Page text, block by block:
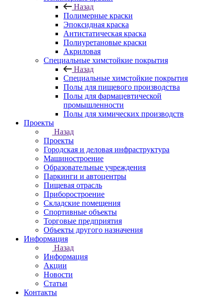
Назад
Полимерные краски
Эпоксидная краска
Антистатическая краска
Полиуретановые краски
Акриловая
Специальные химстойкие покрытия
Назад
Специальные химстойкие покрытия
Полы для пищевого производства
Полы для фармацевтической
промышленности
Полы для химических производств
Проекты
Назад
Проекты
Городская и деловая инфраструктура
Машиностроение
Образовательные учреждения
Паркинги и автоцентры
Пищевая отрасль
Приборостроение
Складские помещения
Спортивные объекты
Торговые предприятия
Объекты другого назначения
Информация
Назад
Информация
Акции
Новости
Статьи
Контакты